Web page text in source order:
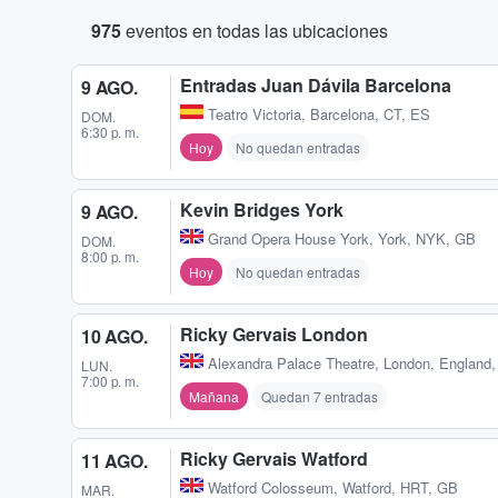
975eventos en todas las ubicaciones
9 AGO.
DOM.
6:30 p. m.
Entradas Juan Dávila Barcelona
Teatro Victoria, Barcelona, CT, ES
Hoy No quedan entradas
9 AGO.
DOM.
8:00 p. m.
Kevin Bridges York
Grand Opera House York, York, NYK, GB
Hoy No quedan entradas
10 AGO.
LUN.
7:00 p. m.
Ricky Gervais London
Alexandra Palace Theatre, London,
Mañana Quedan 7 entradas
11 AGO.
MAR.
Ricky Gervais Watford
Watford Colosseum, Watford, HRT, GB